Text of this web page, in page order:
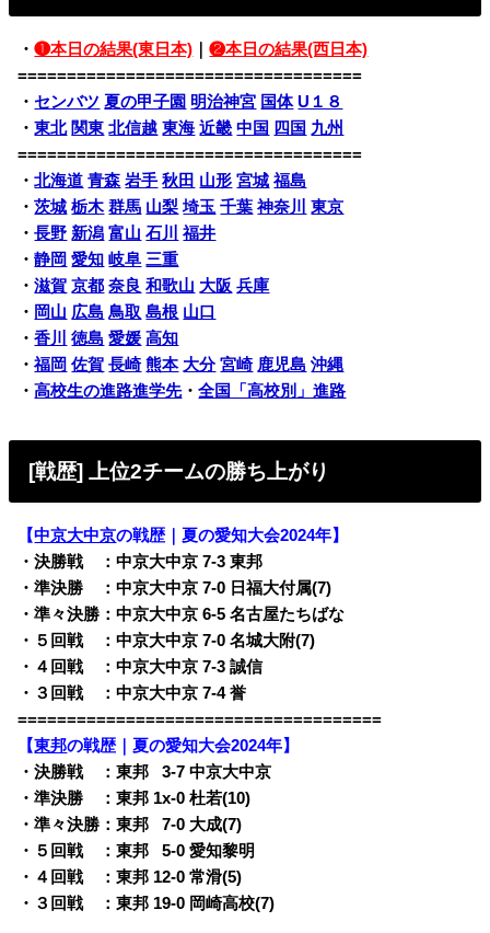
・❶本日の結果(東日本) ｜❷本日の結果(西日本)
===================================
・ センバツ 夏の甲子園 明治神宮 国体 U１８
・東北 関東 北信越 東海 近畿 中国 四国 九州
===================================
・北海道 青森 岩手 秋田 山形 宮城 福島
・茨城 栃木 群馬 山梨 埼玉 千葉 神奈川
東京
・長野 新潟 富山 石川
福井
・静岡 愛知 岐阜 三重
・滋賀 京都 奈良 和歌山 大阪 兵庫
・ 岡山 広島 鳥取 島根 山口
・香川 徳島 愛媛 高知
・福岡 佐賀 長崎 熊本 大分 宮崎 鹿児島 沖縄
・高校生の進路進学先・全国「高校別」進路
[戦歴] 上位2チームの勝ち上がり
【中京大中京の戦歴｜夏の愛知大会2024年】
・決勝戦 ：中京大中京 7-3 東邦
・準決勝 ：中京大中京 7-0 日福大付属(7)
・準々決勝：中京大中京 6-5 名古屋たちばな
・５回戦 ：中京大中京 7-0 名城大附(7)
・４回戦 ：中京大中京 7-3 誠信
・３回戦 ：中京大中京 7-4 誉
=====================================
【東邦の戦歴｜夏の愛知大会2024年】
・決勝戦 ：東邦
03-7 中京大中京
・準決勝 ：東邦 1x-0 杜若(10)
・準々決勝：東邦
07-0 大成(7)
・５回戦 ：東邦
05-0 愛知黎明
・４回戦 ：東邦 12-0 常滑(5)
・３回戦 ：東邦 19-0 岡崎高校(7)